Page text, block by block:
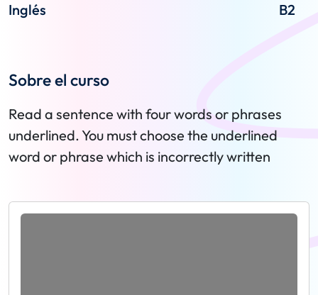
Inglés B2
Sobre el curso
Read a sentence with four words or phrases
underlined. You must choose the underlined
word or phrase which is incorrectly written